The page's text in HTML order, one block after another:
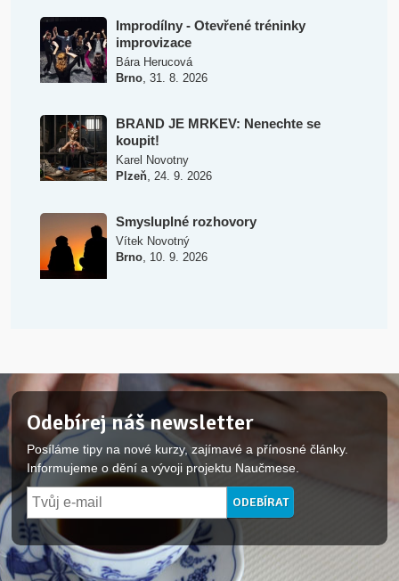
Improdílny - Otevřené tréninky
improvizace
Bára Herucová
Brno, 31. 8. 2026
BRAND JE MRKEV: Nenechte se
koupit!
Karel Novotny
Plzeň, 24. 9. 2026
Smysluplné rozhovory
Vítek Novotný
Brno, 10. 9. 2026
Odebírej náš newsletter
Posíláme tipy na nové kurzy, zajímavé a přínosné články.
Informujeme o dění a vývoji projektu Naučmese.